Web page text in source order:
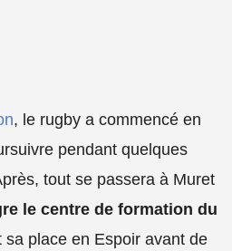
, le rugby a commencé en
pendant quelques
tout se passera à Muret
le centre de formation du
sa place en Espoir avant de